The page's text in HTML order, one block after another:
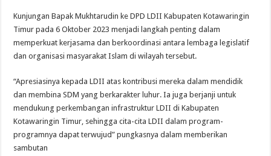
Kunjungan Bapak Mukhtarudin ke DPD LDII Kabupaten Kotawaringin
Timur pada 6 Oktober 2023 menjadi langkah penting dalam
memperkuat kerjasama dan berkoordinasi antara lembaga legislatif
dan organisasi masyarakat Islam di wilayah tersebut.
“Apresiasinya kepada LDII atas kontribusi mereka dalam mendidik
dan membina SDM yang berkarakter luhur. Ia juga berjanji untuk
mendukung perkembangan infrastruktur LDII di Kabupaten
Kotawaringin Timur, sehingga cita-cita LDII dalam program-
programnya dapat terwujud” pungkasnya dalam memberikan
sambutan